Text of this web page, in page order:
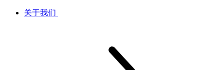
关于我们